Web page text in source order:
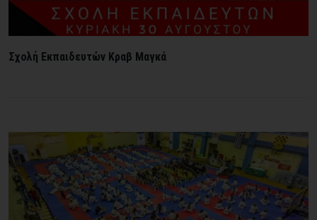
Σχολή Εκπαιδευτών Κραβ Μαγκά